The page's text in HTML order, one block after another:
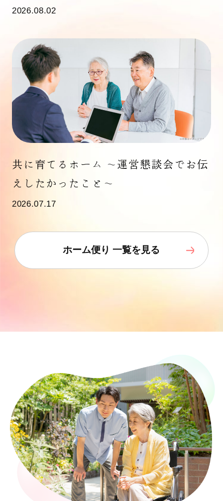
2026.08.02
共に育てるホーム ～運営懇談会でお伝
えしたかったこと～
2026.07.17
ホーム便り 一覧を見る